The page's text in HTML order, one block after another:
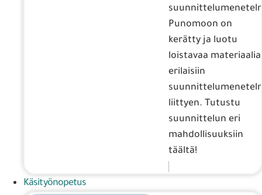
Punomoon on
kerätty ja luotu
loistavaa materiaalia
erilaisiin
liittyen. Tutustu
suunnittelun eri
mahdollisuuksiin
täältä!
Käsityönopetus